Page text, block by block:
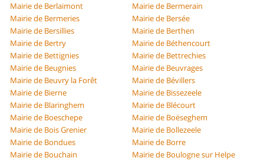
Mairie de Berlaimont
Mairie de Bermerain
Mairie de Bermeries
Mairie de Bersée
Mairie de Bersillies
Mairie de Berthen
Mairie de Bertry
Mairie de Béthencourt
Mairie de Bettignies
Mairie de Bettrechies
Mairie de Beugnies
Mairie de Beuvrages
Mairie de Beuvry la Forêt
Mairie de Bévillers
Mairie de Bierne
Mairie de Bissezeele
Mairie de Blaringhem
Mairie de Blécourt
Mairie de Boeschepe
Mairie de Boëseghem
Mairie de Bois Grenier
Mairie de Bollezeele
Mairie de Bondues
Mairie de Borre
Mairie de Bouchain
Mairie de Boulogne sur Helpe